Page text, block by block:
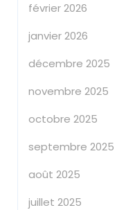
février 2026
janvier 2026
décembre 2025
novembre 2025
octobre 2025
septembre 2025
août 2025
juillet 2025